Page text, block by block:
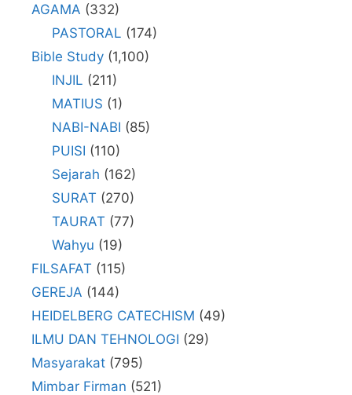
AGAMA (332)
PASTORAL (174)
Bible Study (1,100)
INJIL (211)
MATIUS (1)
NABI-NABI (85)
PUISI (110)
Sejarah (162)
SURAT (270)
TAURAT (77)
Wahyu (19)
FILSAFAT (115)
GEREJA (144)
HEIDELBERG CATECHISM (49)
ILMU DAN TEHNOLOGI (29)
Masyarakat (795)
Mimbar Firman (521)